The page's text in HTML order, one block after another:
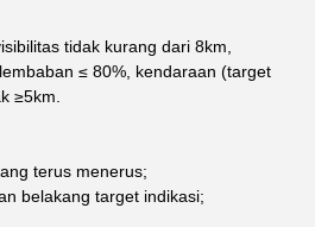
tidak kurang dari 8km,
≤ 80%, kendaraan (target
≥5km.
terus menerus;
belakang target indikasi;